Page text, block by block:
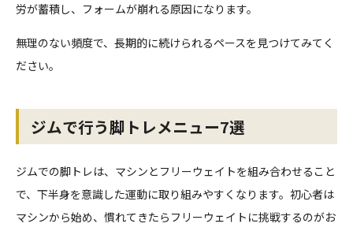
労が蓄積し、フォームが崩れる原因になります。
無理のない頻度で、長期的に続けられるペースを見つけてみてく
ださい。
ジムで行う脚トレメニュー7選
ジムでの脚トレは、マシンとフリーウェイトを組み合わせること
で、下半身を意識した運動に取り組みやすくなります。初心者は
マシンから始め、慣れてきたらフリーウェイトに挑戦するのがお